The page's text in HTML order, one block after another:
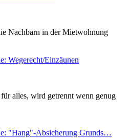
Nachbarn in der Mietwohnung
Wegerecht/Einzäunen
alles, wird getrennt wenn genug
"Hang"-Absicherung Grunds…